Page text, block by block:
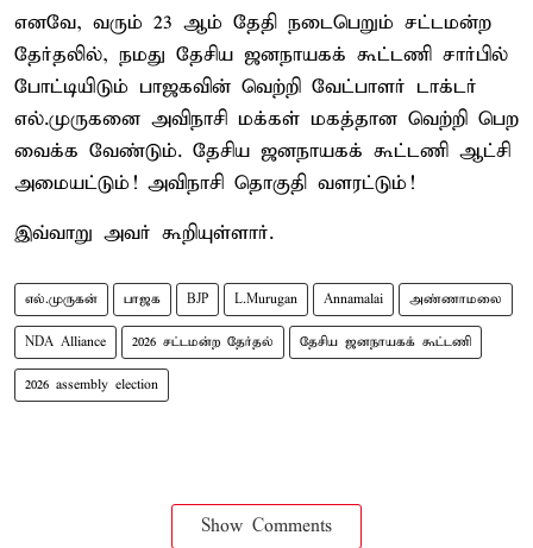
எனவே, வரும் 23 ஆம் தேதி நடைபெறும் சட்டமன்ற
தேர்தலில், நமது தேசிய ஜனநாயகக் கூட்டணி சார்பில்
போட்டியிடும் பாஜகவின் வெற்றி வேட்பாளர் டாக்டர்
எல்.முருகனை அவிநாசி மக்கள் மகத்தான வெற்றி பெற
வைக்க வேண்டும். தேசிய ஜனநாயகக் கூட்டணி ஆட்சி
அமையட்டும்! அவிநாசி தொகுதி வளரட்டும்!
இவ்வாறு அவர் கூறியுள்ளார்.
எல்.முருகன் பாஜக BJP L.Murugan Annamalai அண்ணாமலை
NDA Alliance 2026 சட்டமன்ற தேர்தல் தேசிய ஜனநாயகக் கூட்டணி
2026 assembly election
Show Comments